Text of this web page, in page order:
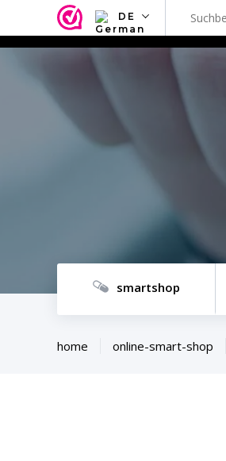
DE
smartshop
home online-smart-shop